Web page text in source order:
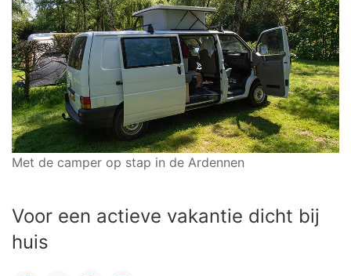
Met de camper op stap in de Ardennen
Voor een actieve vakantie dicht bij
huis